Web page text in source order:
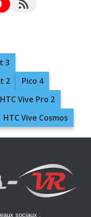
RSS Feed
3
2
Pico 4
HTC Vive Pro 2
HTC Vive Cosmos
sociaux :